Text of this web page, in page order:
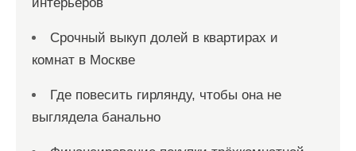
Срочный выкуп долей в квартирах и
комнат в Москве
Где повесить гирлянду, чтобы она не
выглядела банально